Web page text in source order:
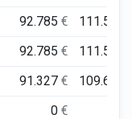
92.785€ 111.528
92.785€ 111.504
91.327€ 109.625
0€